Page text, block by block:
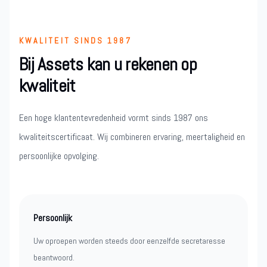
KWALITEIT SINDS 1987
Bij Assets kan u rekenen op
kwaliteit
Een hoge klantentevredenheid vormt sinds 1987 ons
kwaliteitscertificaat. Wij combineren ervaring, meertaligheid en
persoonlijke opvolging.
Persoonlijk
Uw oproepen worden steeds door eenzelfde secretaresse
beantwoord.